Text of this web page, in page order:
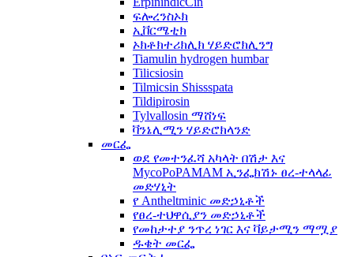
ፍሎረንስኦክ
ኢቨርሜቲክ
ኦክቶክተሪክሊክ ሃይድሮክሊንግ
Tiamulin hydrogen humbar
Tilicsiosin
Tilmicsin Shissspata
Tildipirosin
Tylvallosin ማሸነፍ
ቫንኔሊሚን ሃይድሮክላንድ
መርፌ
ወደ የመተንፈሻ አካላት በሽታ እና
MycoPoPAMAM ኢንፌክሽኑ ፀረ-ተላላፊ
መድሃኒት
የ Antheltminic መድኃኒቶች
የፀረ-ተህዋሲያን መድኃኒቶች
የመከታተያ ንጥረ ነገር እና ቫይታሚን ማሟያ
ዱቄት መርፌ